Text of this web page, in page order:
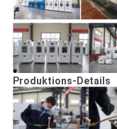
Produktions-Details